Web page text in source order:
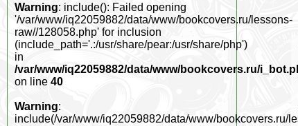
Warning: include(): Failed opening
'/var/www/iq22059882/data/www/bookcovers.ru/lessons-
raw//128058.php' for inclusion
(include_path='.:/usr/share/pear:/usr/share/php')
in
/var/www/iq22059882/data/www/bookcovers.ru/
on line 40
Warning:
include(/var/www/iq22059882/data/www/bookcovers.ru/